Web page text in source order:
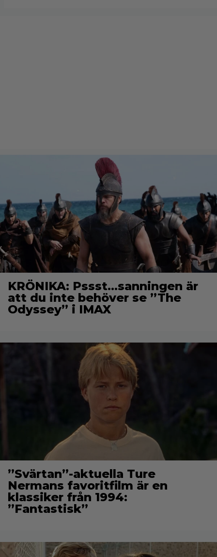
KRÖNIKA: Pssst…sanningen är
att du inte behöver se ”The
Odyssey” i IMAX
”Svärtan”-aktuella Ture
Nermans favoritfilm är en
klassiker från 1994:
”Fantastisk”